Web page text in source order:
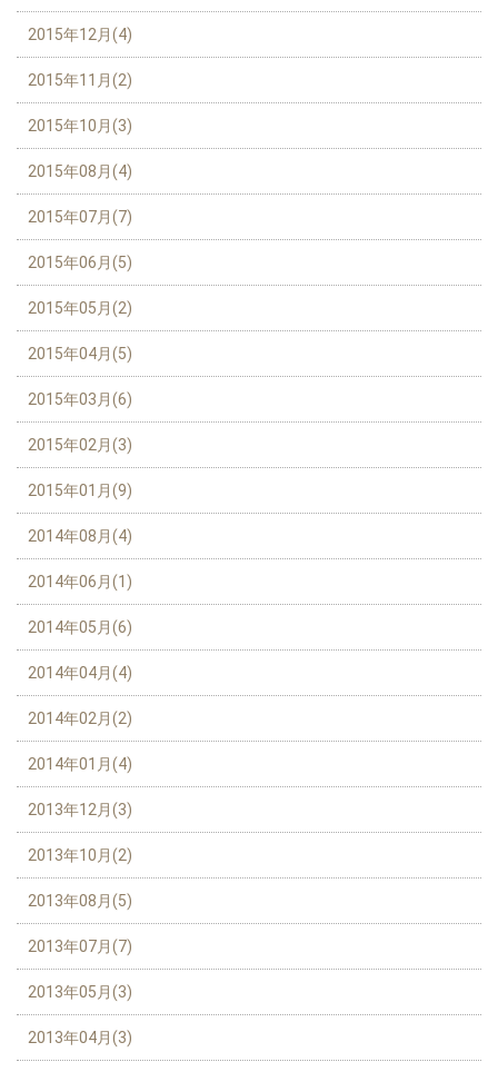
2015年12月(4)
2015年11月(2)
2015年10月(3)
2015年08月(4)
2015年07月(7)
2015年06月(5)
2015年05月(2)
2015年04月(5)
2015年03月(6)
2015年02月(3)
2015年01月(9)
2014年08月(4)
2014年06月(1)
2014年05月(6)
2014年04月(4)
2014年02月(2)
2014年01月(4)
2013年12月(3)
2013年10月(2)
2013年08月(5)
2013年07月(7)
2013年05月(3)
2013年04月(3)